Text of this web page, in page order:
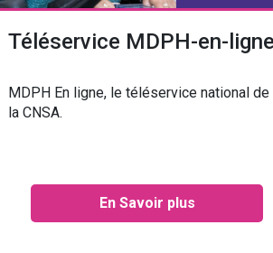
Téléservice MDPH-en-ligne
MDPH En ligne, le téléservice national de
la CNSA.
En Savoir plus